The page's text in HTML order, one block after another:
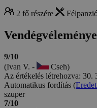
2 fő részére
9/10
(Ivan V. -
Cseh)
Az értékelés létrehozva: 30.
Automatikus fordítás (
szuper
7/10